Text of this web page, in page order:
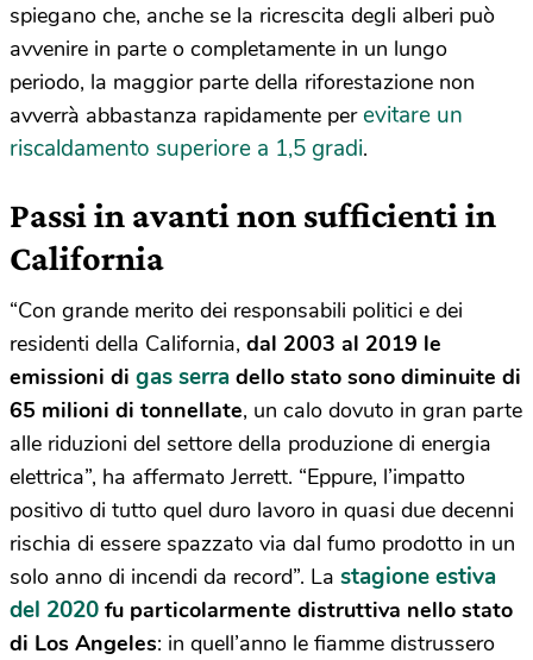
spiegano che, anche se la ricrescita degli alberi può
avvenire in parte o completamente in un lungo
periodo, la maggior parte della riforestazione non
avverrà abbastanza rapidamente perevitare un
riscaldamento superiore a 1,5 gradi.
Passi in avanti non sufficienti in
California
“Con grande merito dei responsabili politici e dei
residenti della California, dal 2003 al 2019 le
emissioni di gas serra dello stato sono diminuite di
65 milioni di tonnellate, un calo dovuto in gran parte
alle riduzioni del settore della produzione di energia
elettrica”, ha affermato Jerrett. “Eppure, l’impatto
positivo di tutto quel duro lavoro in quasi due decenni
rischia di essere spazzato via dal fumo prodotto in un
solo anno di incendi da record”. La stagione estiva
del 2020 fu particolarmente distruttiva nello stato
di Los Angeles: in quell’anno le fiamme distrussero